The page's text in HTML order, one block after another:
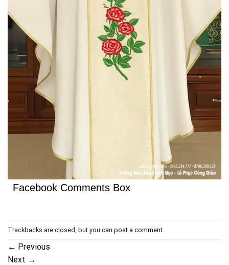
Facebook Comments Box
Trackbacks are closed, but you can post a comment
← Previous
Next →